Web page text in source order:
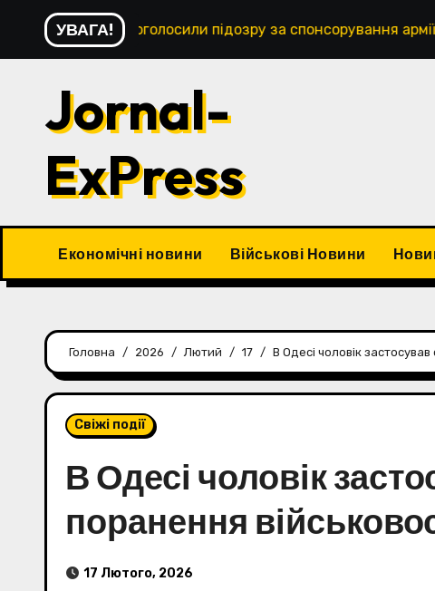
Перейти
контенту
УВАГА!
оголосили підозру за спонсорування армії рфСБУ та
Jornal-
ExPress
Економічні новини Військові Новини
Головна 2026 Лютий 17 В Одесі чоловік
Свіжі події
В Одесі чоловік
поранення
17 Лютого, 2026